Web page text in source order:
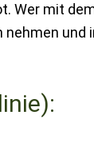
Wer mit
und